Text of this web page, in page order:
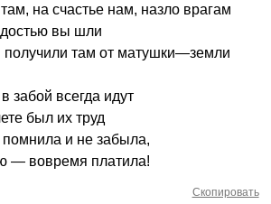
на счастье нам, назло врагам
вы шли
там от матушки—земли
забой всегда идут
был их труд
помнила и не забыла,
— вовремя платила!
Скопировать